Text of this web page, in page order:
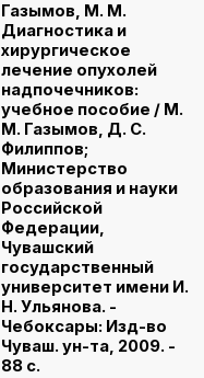
Газымов, М. М.
Диагностика и
хирургическое
лечение опухолей
надпочечников:
учебное пособие / М.
М. Газымов, Д. С.
Филиппов;
Министерство
образования и науки
Российской
Федерации,
Чувашский
государственный
университет имени И.
Н. Ульянова. -
Чебоксары: Изд-во
Чуваш. ун-та, 2009. -
88 с.